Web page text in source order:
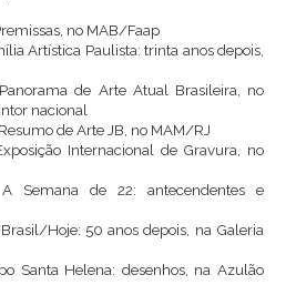
no MAB/Faap
Artística Paulista: trinta anos depois,
de Arte Atual Brasileira, no
nacional
de Arte JB, no MAM/RJ
Internacional de Gravura, no
Semana de 22: antecendentes e
Hoje: 50 anos depois, na Galeria
Santa Helena: desenhos, na Azulão